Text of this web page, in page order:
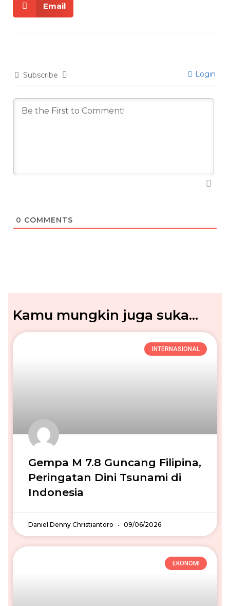
Email
Subscribe Login
0 COMMENTS
Kamu mungkin juga suka...
INTERNASIONAL
Gempa M 7.8 Guncang Filipina,
Peringatan Dini Tsunami di
Indonesia
Daniel Denny Christiantoro 09/06/2026
EKONOMI